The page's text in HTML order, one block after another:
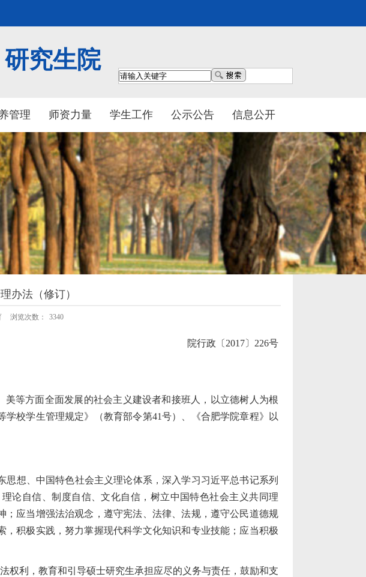
究生院
管理 师资力量 学生工作 公示公告 信息公开
办法（修订）
浏览次数： 3340
院行政〔2017〕226号
等方面全面发展的社会主义建设者和接班人，以立德树人为根
学校学生管理规定》 （教育部令第41号）、《合肥学院章程》以
想、中国特色社会主义理论体系，深入学习习近平总书记系列
论自信、制度自信、文化自信，树立中国特色社会主义共同理
应当增强法治观念，遵守宪法、法律、法规，遵守公民道德规
积极实践，努力掌握现代科学文化知识和专业技能；应当积极
权利，教育和引导硕士研究生承担应尽的义务与责任，鼓励和支